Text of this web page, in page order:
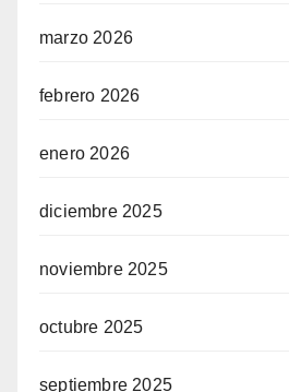
marzo 2026
febrero 2026
enero 2026
diciembre 2025
noviembre 2025
octubre 2025
septiembre 2025